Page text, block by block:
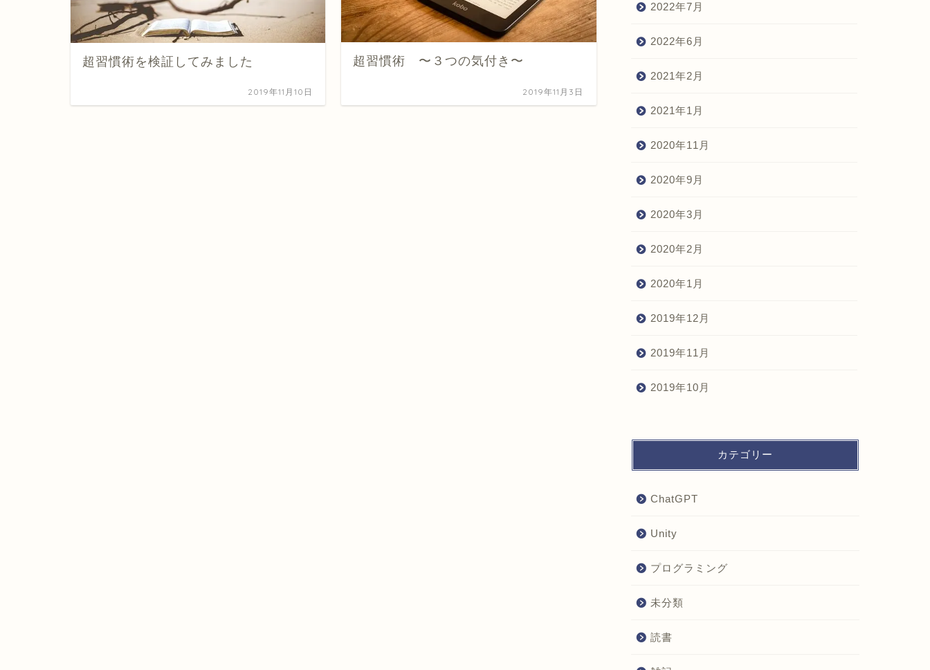
超習慣術を検証してみました
2019年11月10日
超習慣術 〜３つの気付き〜
2019年11月3日
2022年7月
2022年6月
2021年2月
2021年1月
2020年11月
2020年9月
2020年3月
2020年2月
2020年1月
2019年12月
2019年11月
2019年10月
カテゴリー
ChatGPT
Unity
プログラミング
未分類
読書